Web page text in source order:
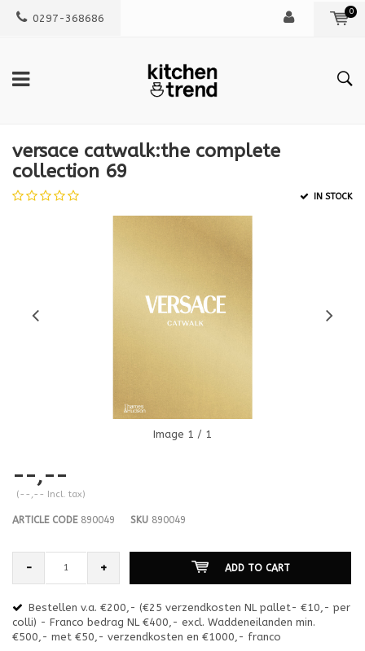
0297-368686
0
versace catwalk:the complete
collection 69
IN STOCK
Image 1 / 1
--,--
(--,-- Incl. tax)
ARTICLE CODE890049 SKU 890049
- + ADD TO CART
Bestellen v.a. €200,- (€25 verzendkosten NL pallet- €10,- per
colli) - Franco bedrag NL €400,- excl. Waddeneilanden min.
€500,- met €50,- verzendkosten en €1000,- franco